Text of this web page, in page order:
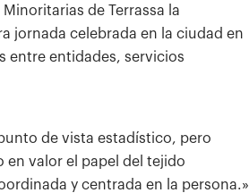
de Terrassa la
jornada celebrada en la ciudad en
entre entidades, servicios
de vista estadístico, pero
en valor el papel del tejido
y centrada en la persona.»